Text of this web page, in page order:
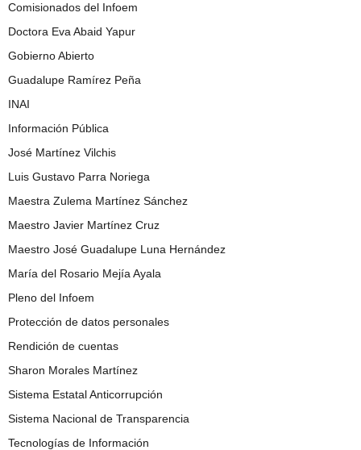
Comisionados del Infoem
Doctora Eva Abaid Yapur
Gobierno Abierto
Guadalupe Ramírez Peña
INAI
Información Pública
José Martínez Vilchis
Luis Gustavo Parra Noriega
Maestra Zulema Martínez Sánchez
Maestro Javier Martínez Cruz
Maestro José Guadalupe Luna Hernández
María del Rosario Mejía Ayala
Pleno del Infoem
Protección de datos personales
Rendición de cuentas
Sharon Morales Martínez
Sistema Estatal Anticorrupción
Sistema Nacional de Transparencia
Tecnologías de Información